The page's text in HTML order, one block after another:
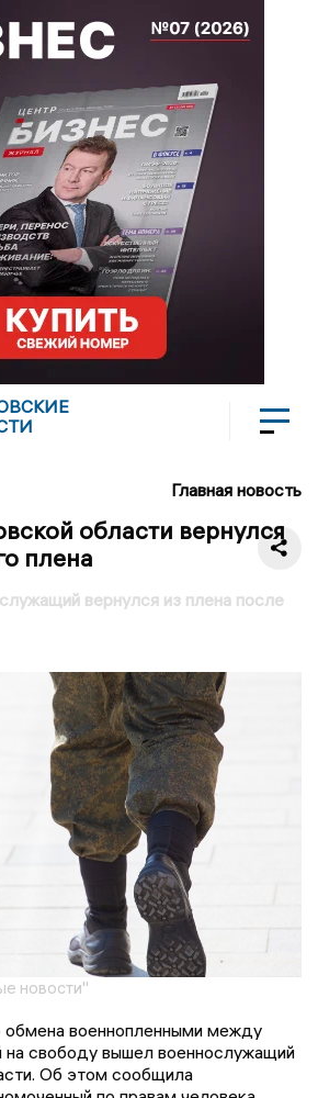
Главная новость
области вернулся
плена
вернулся из плена после
новости"
военнопленными между
на свободу вышел военнослужащий
Об этом сообщила